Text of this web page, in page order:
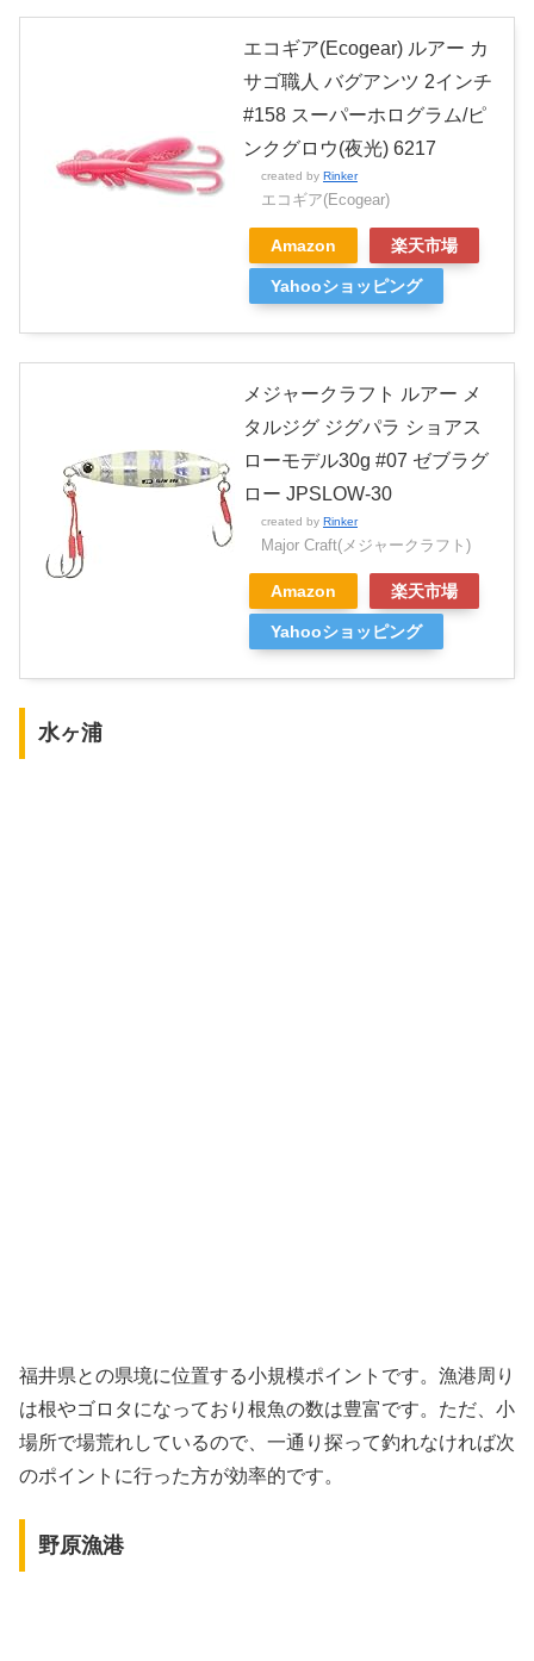
エコギア(Ecogear) ルアー カ
サゴ職人 バグアンツ 2インチ
#158 スーパーホログラム/ピ
ンクグロウ(夜光) 6217
created by Rinker
エコギア(Ecogear)
Amazon 楽天市場
Yahooショッピング
メジャークラフト ルアー メ
タルジグ ジグパラ ショアス
ローモデル30g #07 ゼブラグ
ロー JPSLOW-30
created by Rinker
Major Craft(メジャークラフト)
Amazon 楽天市場
Yahooショッピング
水ヶ浦
福井県との県境に位置する小規模ポイントです。漁港周り
は根やゴロタになっており根魚の数は豊富です。ただ、小
場所で場荒れしているので、一通り探って釣れなければ次
のポイントに行った方が効率的です。
野原漁港